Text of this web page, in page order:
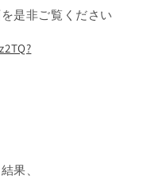
是非ご覧ください
果、